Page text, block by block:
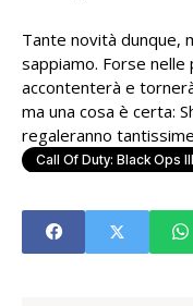
Tante novità dunque,
sappiamo. Forse
accontenterà e
ma una cosa è certa:
regaleranno
Call Of Duty: Black Ops